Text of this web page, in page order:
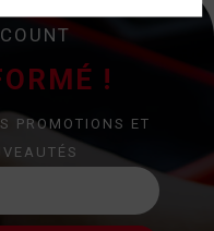
!
PROMOTIONS ET